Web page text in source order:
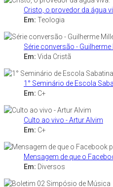
Cristo, o provedor da água
Em: Teologia
Série conversão - Guilherme
Em: Vida Cristã
1° Seminário de Escola
Em: C+
Culto ao vivo - Artur Alvim
Em: C+
Mensagem de que o
Em: Diversos